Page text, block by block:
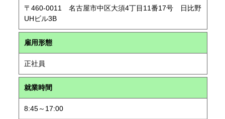
〒460-0011 名古屋市中区大須4丁目11番17号 日比野
UHビル3B
雇用形態
正社員
就業時間
8:45～17:00